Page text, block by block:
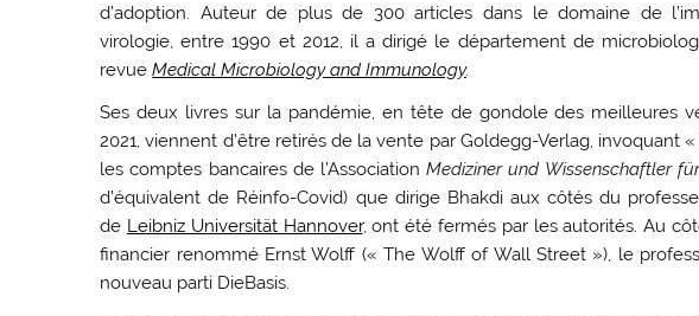
d’adoption. Auteur de plus de 300 articles dans le domaine de
virologie, entre 1990 et 2012, il a dirigé le département de
revueMedical Microbiology and Immunology.
Ses deux livres sur la pandémie, en tête de gondole des meilleures
2021, viennent d’être retirés de la vente par Goldegg-Verlag, invoquant
les comptes bancaires de l’AssociationMediziner und Wissenschaftler
d’équivalent de Réinfo-Covid) que dirige Bhakdi aux côtés du
de Leibniz Universität Hannover, ont été fermés par les autorités. Au
financier renommé Ernst Wolff (« The Wolff of Wall Street »), le
nouveau parti DieBasis.